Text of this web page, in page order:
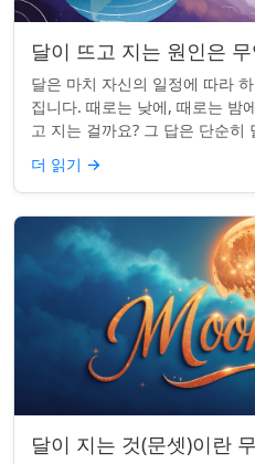
달이 뜨고 지는 원인은
달은 마치 자신의 일정에 따라
집니다. 때로는 낮에, 때로는 밤
고 지는 걸까요? 그 답은 단순히
관한 것입니다. 핵심 통찰:...
더 읽기 →
달이 지는 것(문셋)이란